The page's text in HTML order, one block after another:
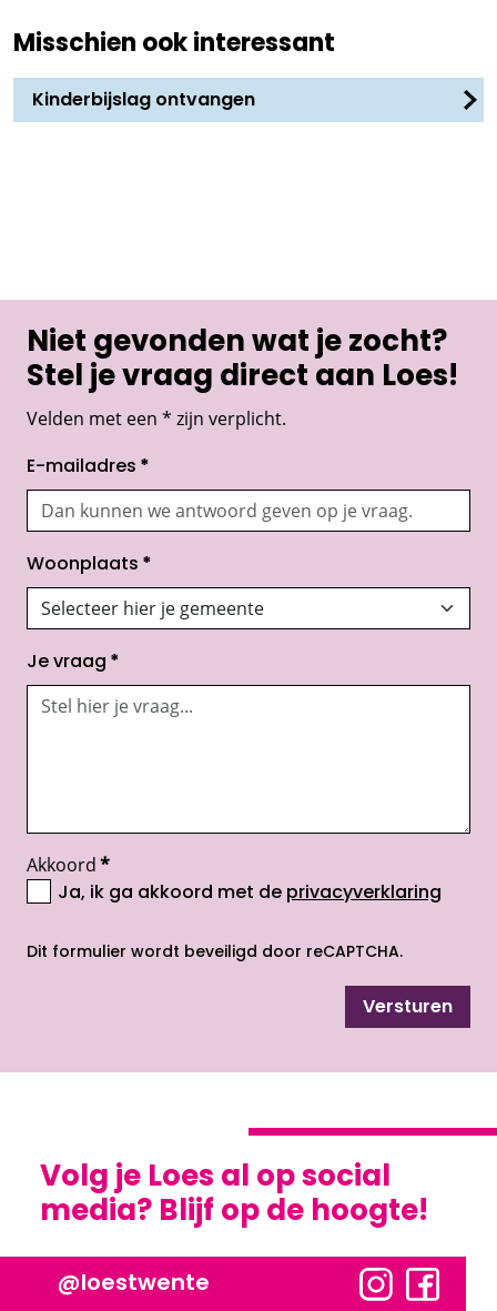
Misschien ook interessant
Kinderbijslag ontvangen
Niet gevonden wat je zocht?
Stel je vraag direct aan Loes!
Velden met een * zijn verplicht.
E-mailadres *
Woonplaats *
Je vraag *
Akkoord*
Ja, ik ga akkoord met de privacyverklaring
Dit formulier wordt beveiligd door reCAPTCHA.
Versturen
Volg je Loes al op social
media? Blijf op de hoogte!
@loestwente